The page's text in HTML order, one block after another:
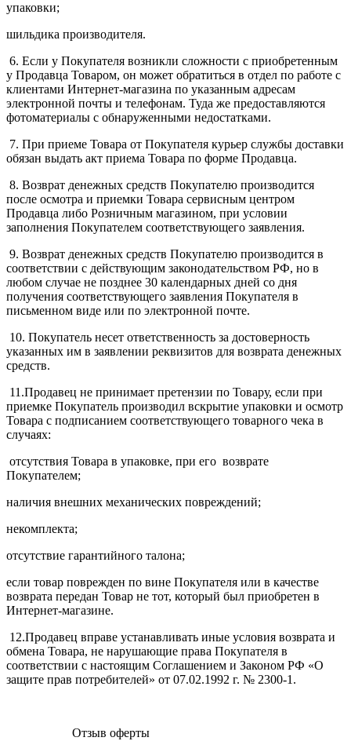
упаковки;
шильдика производителя.
6. Если у Покупателя возникли сложности с приобретенным
у Продавца Товаром, он может обратиться в отдел по работе с
клиентами Интернет-магазина по указанным адресам
электронной почты и телефонам. Туда же предоставляются
фотоматериалы с обнаруженными недостатками.
7. При приеме Товара от Покупателя курьер службы доставки
обязан выдать акт приема Товара по форме Продавца.
8. Возврат денежных средств Покупателю производится
после осмотра и приемки Товара сервисным центром
Продавца либо Розничным магазином, при условии
заполнения Покупателем соответствующего заявления.
9. Возврат денежных средств Покупателю производится в
соответствии с действующим законодательством РФ, но в
любом случае не позднее 30 календарных дней со дня
получения соответствующего заявления Покупателя в
письменном виде или по электронной почте.
10. Покупатель несет ответственность за достоверность
указанных им в заявлении реквизитов для возврата денежных
средств.
11.Продавец не принимает претензии по Товару, если при
приемке Покупатель производил вскрытие упаковки и осмотр
Товара с подписанием соответствующего товарного чека в
случаях:
отсутствия Товара в упаковке, при его возврате
Покупателем;
наличия внешних механических повреждений;
некомплекта;
отсутствие гарантийного талона;
если товар поврежден по вине Покупателя или в качестве
возврата передан Товар не тот, который был приобретен в
Интернет-магазине.
12.Продавец вправе устанавливать иные условия возврата и
обмена Товара, не нарушающие права Покупателя в
соответствии с настоящим Соглашением и Законом РФ «О
защите прав потребителей» от 07.02.1992 г. № 2300-1.
Отзыв оферты